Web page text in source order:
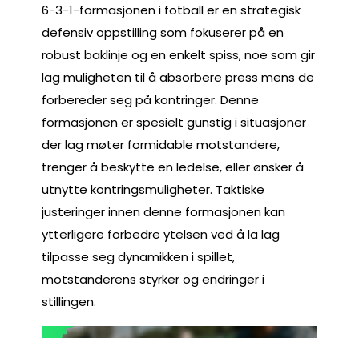
6-3-1-formasjonen i fotball er en strategisk
defensiv oppstilling som fokuserer på en
robust baklinje og en enkelt spiss, noe som gir
lag muligheten til å absorbere press mens de
forbereder seg på kontringer. Denne
formasjonen er spesielt gunstig i situasjoner
der lag møter formidable motstandere,
trenger å beskytte en ledelse, eller ønsker å
utnytte kontringsmuligheter. Taktiske
justeringer innen denne formasjonen kan
ytterligere forbedre ytelsen ved å la lag
tilpasse seg dynamikken i spillet,
motstanderens styrker og endringer i
stillingen.